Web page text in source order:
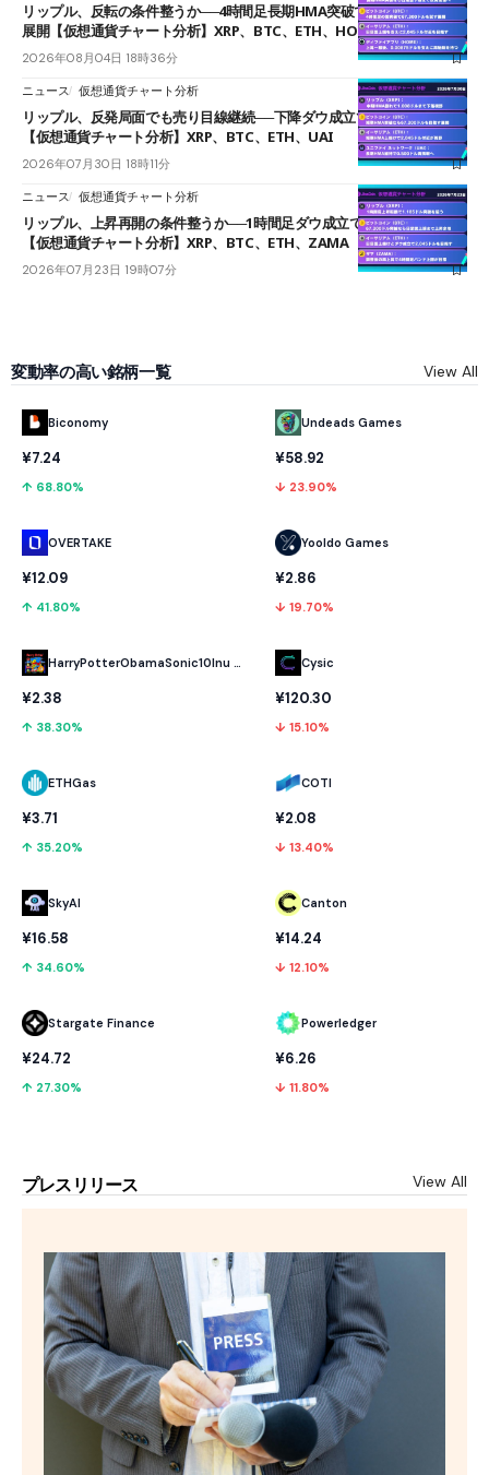
リップル、反転の条件整うか──4時間足長期HMA突破で雲下端を目指す
展開【仮想通貨チャート分析】XRP、BTC、ETH、HOME
2026年08月04日 18時36分
ニュース 仮想通貨チャート分析
リップル、反発局面でも売り目線継続──下降ダウ成立で下値追う展開
【仮想通貨チャート分析】XRP、BTC、ETH、UAI
2026年07月30日 18時11分
ニュース 仮想通貨チャート分析
リップル、上昇再開の条件整うか──1時間足ダウ成立で1.185ドルを狙う
【仮想通貨チャート分析】XRP、BTC、ETH、ZAMA
2026年07月23日 19時07分
変動率の高い銘柄一覧 View All
Biconomy
¥7.24
↑ 68.80%
OVERTAKE
¥12.09
↑ 41.80%
HarryPotterObamaSonic10Inu (ETH)
¥2.38
↑ 38.30%
ETHGas
¥3.71
↑ 35.20%
SkyAI
¥16.58
↑ 34.60%
Stargate Finance
¥24.72
↑ 27.30%
Undeads Games
¥58.92
↓ 23.90%
Yooldo Games
¥2.86
↓ 19.70%
Cysic
¥120.30
↓ 15.10%
COTI
¥2.08
↓ 13.40%
Canton
¥14.24
↓ 12.10%
Powerledger
¥6.26
↓ 11.80%
プレスリリース View All